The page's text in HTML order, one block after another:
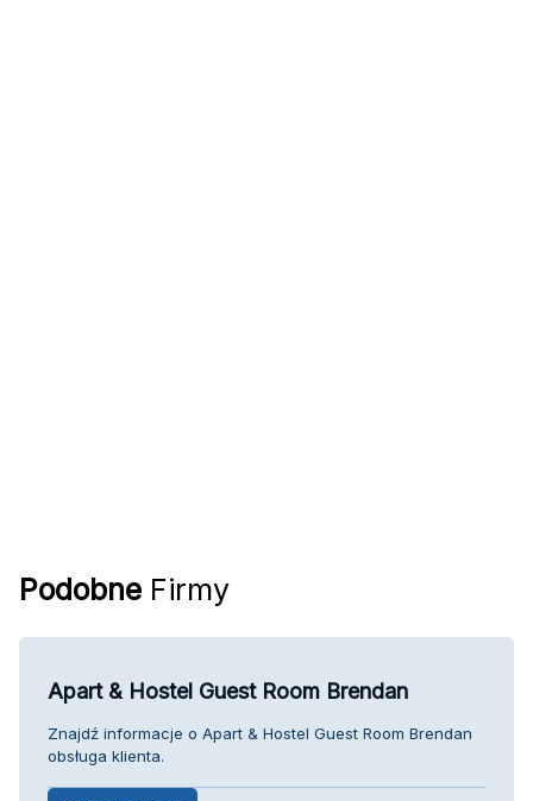
Podobne Firmy
Apart & Hostel Guest Room Brendan
Znajdź informacje o Apart & Hostel Guest Room Brendan
obsługa klienta.